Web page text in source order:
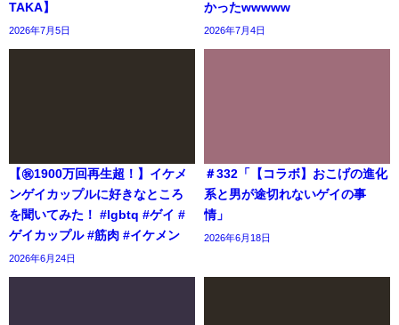
TAKA】
2026年7月5日
かったwwwww
2026年7月4日
【㊗️1900万回再生超！】イケメ
ンゲイカップルに好きなところ
を聞いてみた！ #lgbtq #ゲイ #
ゲイカップル #筋肉 #イケメン
2026年6月24日
＃332「【コラボ】おこげの進化
系と男が途切れないゲイの事
情」
2026年6月18日